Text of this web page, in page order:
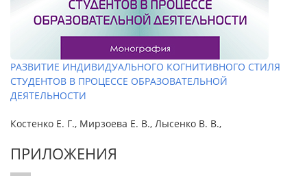
РАЗВИТИЕ ИНДИВИДУАЛЬНОГО КОГНИТИВНОГО СТИЛЯ
СТУДЕНТОВ В ПРОЦЕССЕ ОБРАЗОВАТЕЛЬНОЙ
ДЕЯТЕЛЬНОСТИ
Костенко Е. Г., Мирзоева Е. В., Лысенко В. В.,
ПРИЛОЖЕНИЯ